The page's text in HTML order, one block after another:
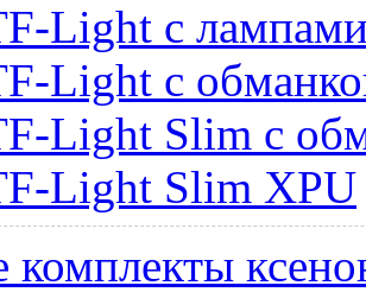
Light с
Light с
Light Slim с
Light Slim XPU
комплекты